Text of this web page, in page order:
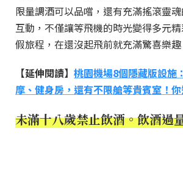
限量調酒可以品嚐，還有充滿搖滾靈
互動，不僅讓等飛機的時光變得多元
假旅程，在還沒起飛前就充滿驚喜樂趣
【延伸閱讀】 桃園機場8個隱藏版設施
摩、健身房，還有不限艙等貴賓室！你
未滿十八歲禁止飲酒。飲酒過